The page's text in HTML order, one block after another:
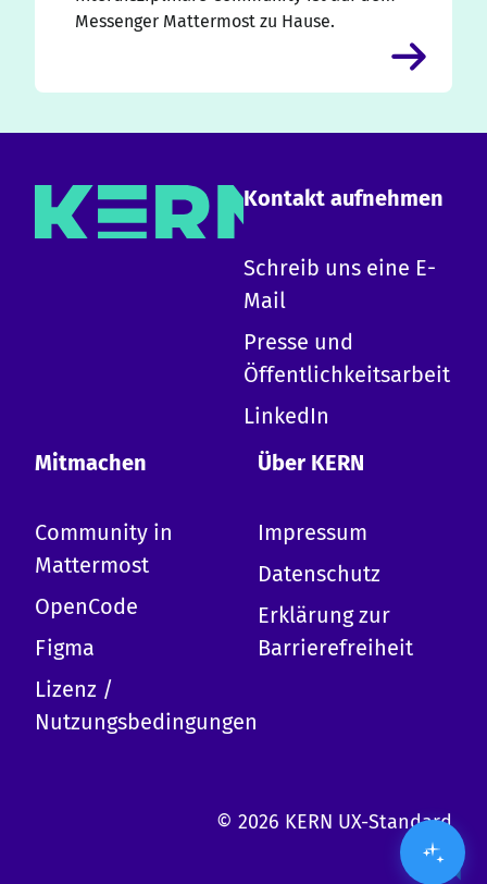
Messenger Mattermost zu Hause.
Kontakt aufnehmen
Schreib uns eine E-
Mail
Presse und
Öffentlichkeitsarbeit
LinkedIn
Mitmachen
Community in
Mattermost
OpenCode
Figma
Lizenz /
Nutzungsbedingungen
Über KERN
Impressum
Datenschutz
Erklärung zur
Barrierefreiheit
© 2026 KERN UX-Standard
Ich bin die KERN KI und kann zu allen Inhalten
auf dieser Website Auskunft geben.
-Erste Schritte mit KERN
-Komponentenübersicht
-Barrierefreiheit
-Kopfzeile